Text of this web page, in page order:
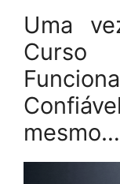
Uma
Curso
mesmo…